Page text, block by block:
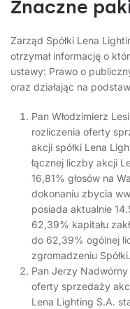
Znaczne
Zarząd Spółki Lena
otrzymał informację o
ustawy: Prawo o
oraz działając na
Pan Włodzimierz
rozliczenia oferty
akcji spółki Lena
łącznej liczby akcji
16,81% głosów na
dokonaniu zbycia
posiada aktualnie
62,39% kapitału
do 62,39% ogólnej
zgromadzeniu Spółki.
Pan Jerzy
oferty sprzedaży
Lena Lighting S.A.